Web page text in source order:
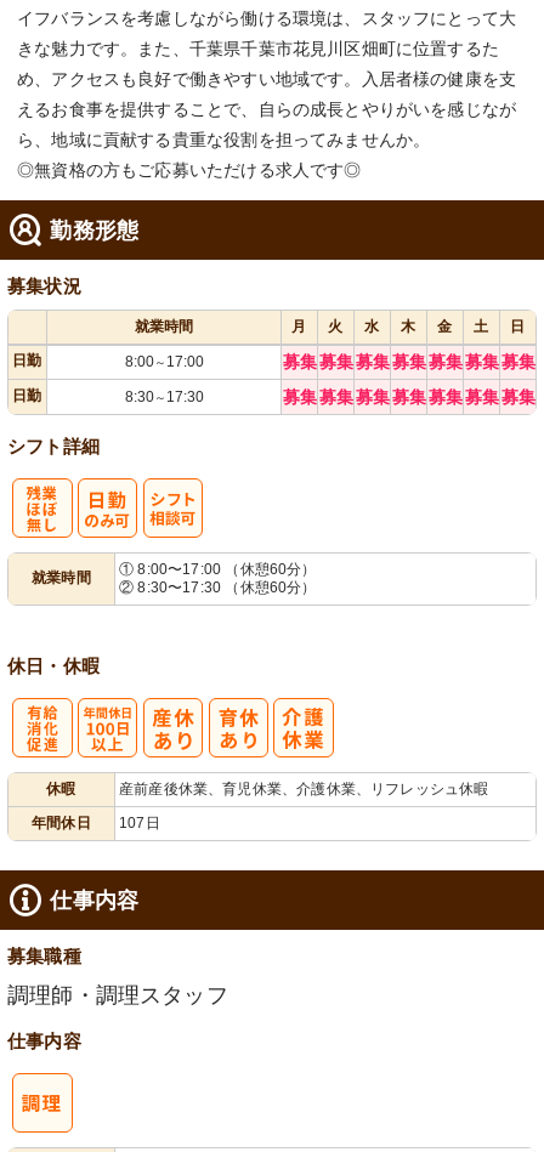
イフバランスを考慮しながら働ける環境は、スタッフにとって大
きな魅力です。また、千葉県千葉市花見川区畑町に位置するた
め、アクセスも良好で働きやすい地域です。入居者様の健康を支
えるお食事を提供することで、自らの成長とやりがいを感じなが
ら、地域に貢献する貴重な役割を担ってみませんか。
◎無資格の方もご応募いただける求人です◎
勤務形態
募集状況
就業時間 月 火 水 木 金 土
日
日勤
8:00～ 17:00 募集募集募集募集募集募集募集
日勤 8:30～ 17:30 募集募集募集募集募集募集募集
シフト詳細
就業時間
① 8:00〜17:00 （休憩60分）
② 8:30〜17:30 （休憩60分）
休日・休暇
休暇
産前産後休業、育児休業、介護休業、リフレッシュ休暇
年間休日
107日
仕事内容
募集職種
調理師・調理スタッフ
仕事内容